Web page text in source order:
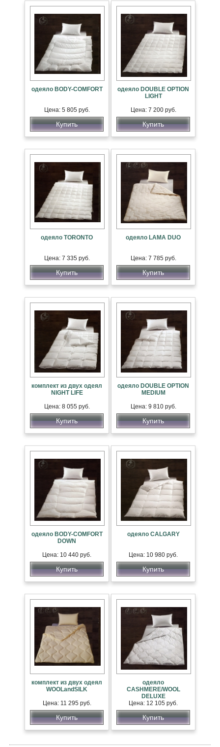
одеяло BODY-COMFORT
Цена: 5 805 руб.
Купить
одеяло DOUBLE OPTION
LIGHT
Цена: 7 200 руб.
Купить
одеяло TORONTO
Цена: 7 335 руб.
Купить
одеяло LAMA DUO
Цена: 7 785 руб.
Купить
комплект из двух одеял
NIGHT LIFE
Цена: 8 055 руб.
Купить
одеяло DOUBLE OPTION
MEDIUM
Цена: 9 810 руб.
Купить
одеяло BODY-COMFORT
DOWN
Цена: 10 440 руб.
Купить
одеяло CALGARY
Цена: 10 980 руб.
Купить
комплект из двух одеял
WOOLandSILK
Цена: 11 295 руб.
Купить
одеяло
CASHMERE/WOOL
DELUXE
Цена: 12 105 руб.
Купить